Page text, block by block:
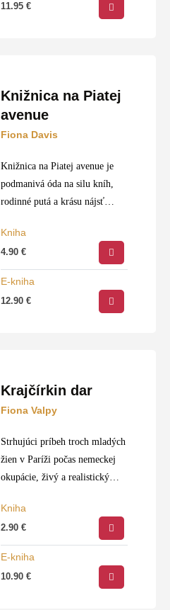
11.95€
Knižnica na Piatej
avenue
Fiona Davis
Knižnica na Piatej avenue je
podmanivá óda na silu kníh,
rodinné putá a krásu nájsť
Veľkolepé prostredie ikonickej
knižnice v New Yorku ožíva
naprieč generáciami, pretože…
Kniha
4.90€
E-kniha
12.90€
Krajčírkin dar
Fiona Valpy
Strhujúci príbeh troch mladých
žien v Paríži počas nemeckej
okupácie, živý a realistický
mesta, priateľstva až za hrob a
neochvejnej túžby prežiť.
Autorka spojila osudy troch
Kniha
2.90€
E-kniha
10.90€